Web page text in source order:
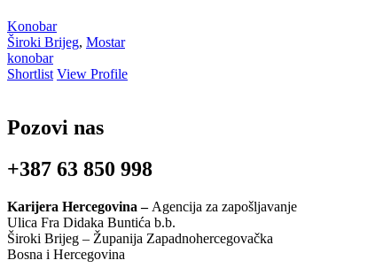
Konobar
Široki Brijeg, Mostar
konobar
Shortlist View Profile
Pozovi nas
+387 63 850 998
Karijera Hercegovina – Agencija za zapošljavanje
Ulica Fra Didaka Buntića b.b.
Široki Brijeg – Županija Zapadnohercegovačka
Bosna i Hercegovina